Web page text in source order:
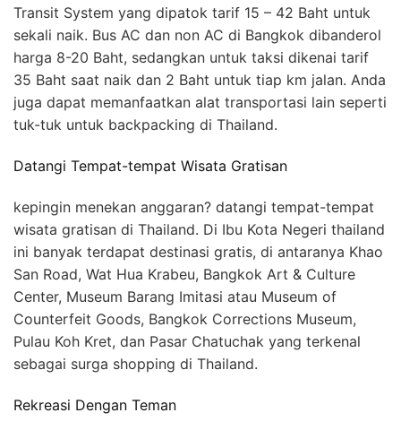
Transit System yang dipatok tarif 15 – 42 Baht untuk
sekali naik. Bus AC dan non AC di Bangkok dibanderol
harga 8-20 Baht, sedangkan untuk taksi dikenai tarif
35 Baht saat naik dan 2 Baht untuk tiap km jalan. Anda
juga dapat memanfaatkan alat transportasi lain seperti
tuk-tuk untuk backpacking di Thailand.
Datangi Tempat-tempat Wisata Gratisan
kepingin menekan anggaran? datangi tempat-tempat
wisata gratisan di Thailand. Di Ibu Kota Negeri thailand
ini banyak terdapat destinasi gratis, di antaranya Khao
San Road, Wat Hua Krabeu, Bangkok Art & Culture
Center, Museum Barang Imitasi atau Museum of
Counterfeit Goods, Bangkok Corrections Museum,
Pulau Koh Kret, dan Pasar Chatuchak yang terkenal
sebagai surga shopping di Thailand.
Rekreasi Dengan Teman